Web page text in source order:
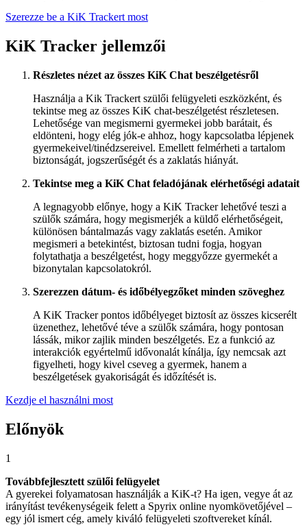
Szerezze be a KiK Trackert most
KiK Tracker jellemzői
Részletes nézet az összes KiK Chat beszélgetésről
Használja a Kik Trackert szülői felügyeleti eszközként, és
tekintse meg az összes KiK chat-beszélgetést részletesen.
Lehetősége van megismerni gyermekei jobb barátait, és
eldönteni, hogy elég jók-e ahhoz, hogy kapcsolatba lépjenek
gyermekeivel/tinédzsereivel. Emellett felmérheti a tartalom
biztonságát, jogszerűségét és a zaklatás hiányát.
Tekintse meg a KiK Chat feladójának elérhetőségi adatait
A legnagyobb előnye, hogy a KiK Tracker lehetővé teszi a
szülők számára, hogy megismerjék a küldő elérhetőségeit,
különösen bántalmazás vagy zaklatás esetén. Amikor
megismeri a betekintést, biztosan tudni fogja, hogyan
folytathatja a beszélgetést, hogy meggyőzze gyermekét a
bizonytalan kapcsolatokról.
Szerezzen dátum- és időbélyegzőket minden szöveghez
A KiK Tracker pontos időbélyeget biztosít az összes kicserélt
üzenethez, lehetővé téve a szülők számára, hogy pontosan
lássák, mikor zajlik minden beszélgetés. Ez a funkció az
interakciók egyértelmű idővonalát kínálja, így nemcsak azt
figyelheti, hogy kivel cseveg a gyermek, hanem a
beszélgetések gyakoriságát és időzítését is.
Kezdje el használni most
Előnyök
1
Továbbfejlesztett szülői felügyelet
A gyerekei folyamatosan használják a KiK-t? Ha igen, vegye át az
irányítást tevékenységeik felett a Spyrix online nyomkövetőjével –
egy jól ismert cég, amely kiváló felügyeleti szoftvereket kínál.